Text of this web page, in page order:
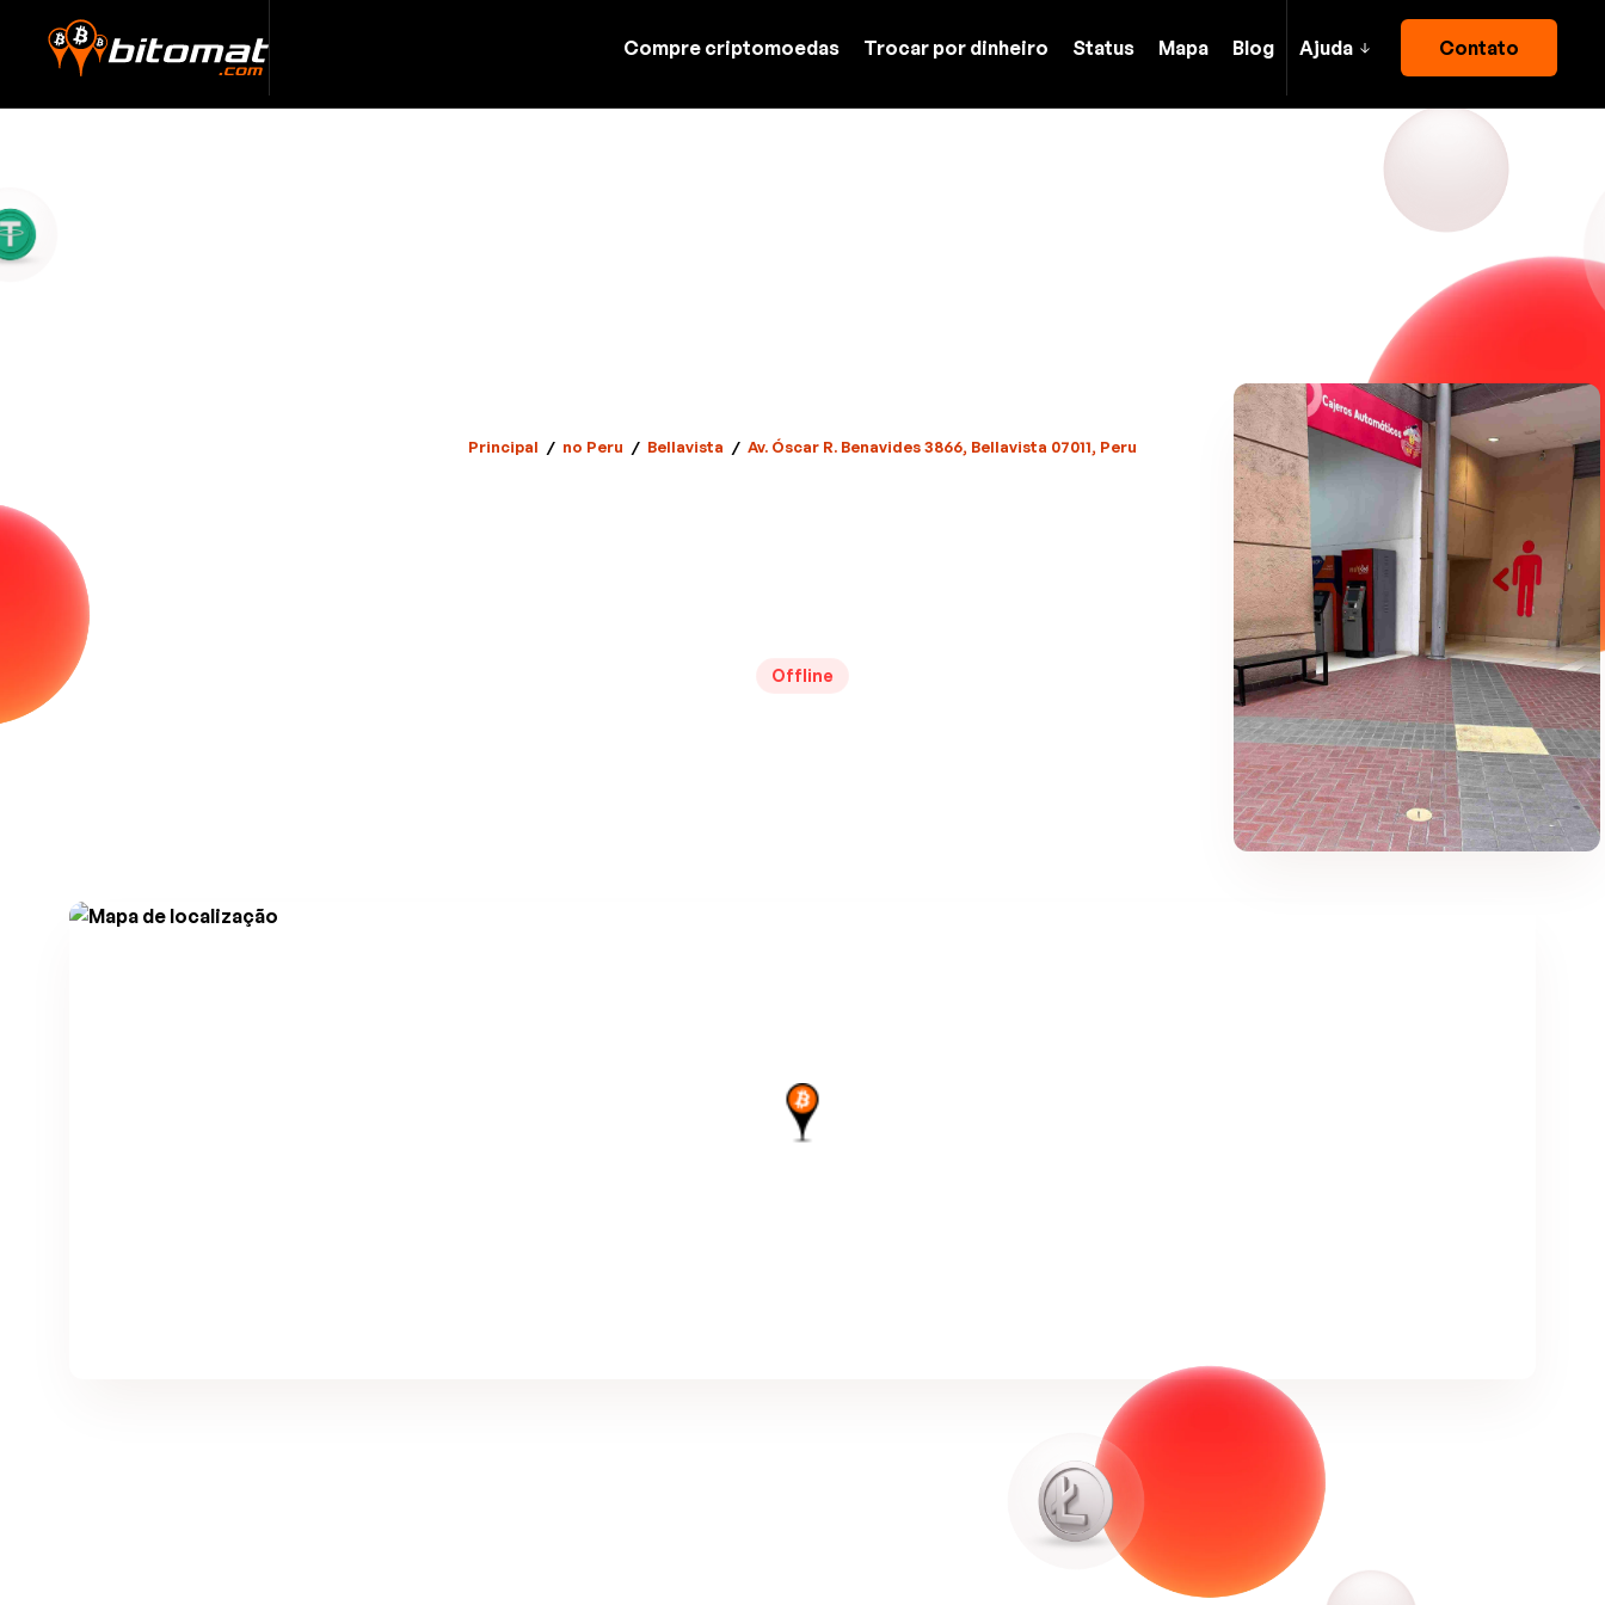
Compre criptomoedas Trocar por dinheiro Status Mapa Blog Ajuda Contato
Principal / no Peru / Bellavista / Av. Óscar R. Benavides 3866, Bellavista 07011, Peru
Offline